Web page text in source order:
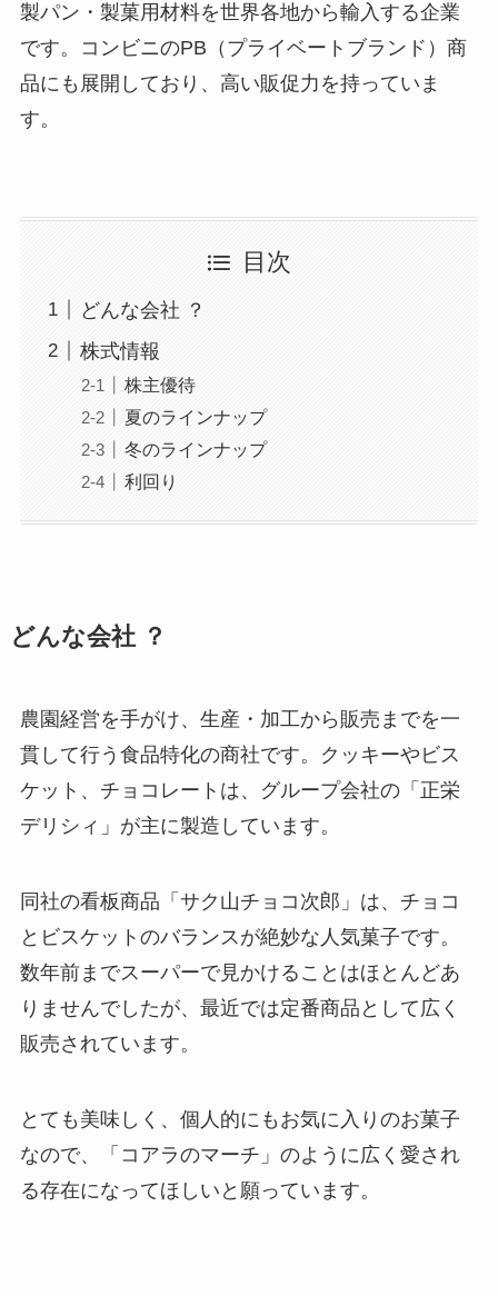
製パン・製菓用材料を世界各地から輸入する企業
です。コンビニのPB（プライベートブランド）商
品にも展開しており、高い販促力を持っていま
す。
目次
どんな会社 ？
株式情報
株主優待
夏のラインナップ
冬のラインナップ
利回り
どんな会社 ？
農園経営を手がけ、生産・加工から販売までを一
貫して行う食品特化の商社です。クッキーやビス
ケット、チョコレートは、グループ会社の「正栄
デリシィ」が主に製造しています。
同社の看板商品「サク山チョコ次郎」は、チョコ
とビスケットのバランスが絶妙な人気菓子です。
数年前までスーパーで見かけることはほとんどあ
りませんでしたが、最近では定番商品として広く
販売されています。
とても美味しく、個人的にもお気に入りのお菓子
なので、「コアラのマーチ」のように広く愛され
る存在になってほしいと願っています。